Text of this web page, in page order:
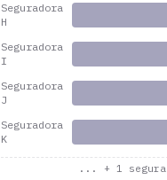
Seguradora
H
Seguradora
I
Seguradora
J
Seguradora
K
... + 1